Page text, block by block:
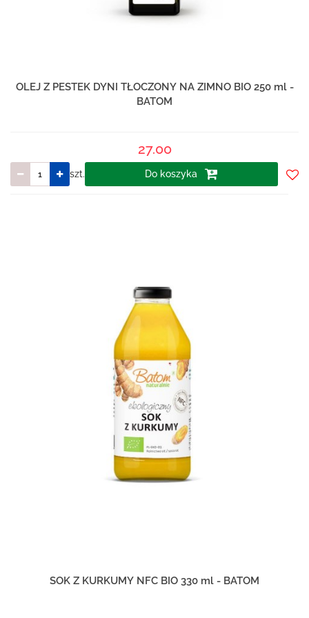
OLEJ Z PESTEK DYNI TŁOCZONY NA ZIMNO BIO 250 ml -
BATOM
27.00
szt. Do koszyka
SOK Z KURKUMY NFC BIO 330 ml - BATOM